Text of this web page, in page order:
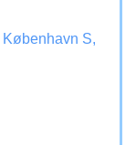
S,